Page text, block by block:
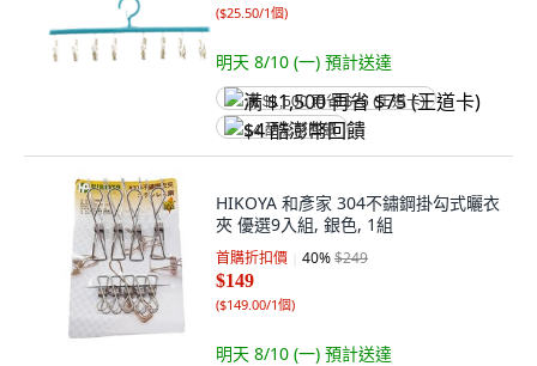
($25.50/1個)
明天 8/10 (一) 預計送達
满 $1,500 再省 $75 (王道卡)
$4 酷澎幣回饋
HIKOYA 和彥家 304不鏽鋼掛勾式曬衣
夾 優選9入組, 銀色, 1組
首購折扣價 40%$249
$149
($149.00/1個)
明天 8/10 (一) 預計送達